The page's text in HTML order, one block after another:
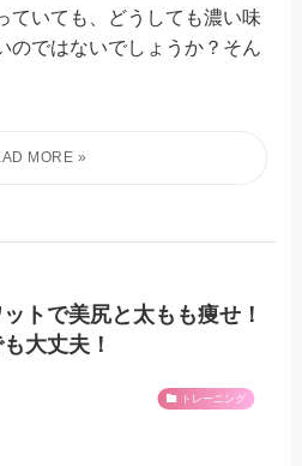
ていても、どうしても濃い味
のではないでしょうか？そん
トで美尻と太もも痩せ！
大丈夫！
トレーニング